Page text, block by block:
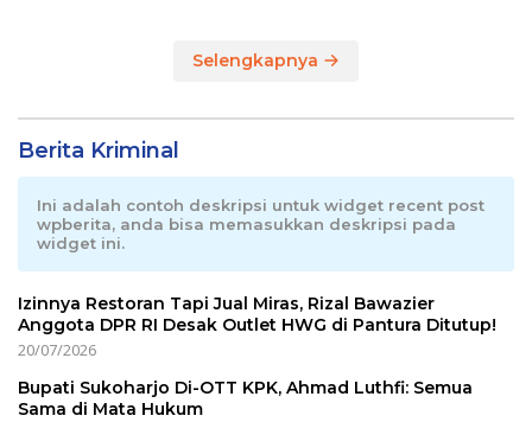
Selengkapnya
Berita Kriminal
Ini adalah contoh deskripsi untuk widget recent post
wpberita, anda bisa memasukkan deskripsi pada
widget ini.
Izinnya Restoran Tapi Jual Miras, Rizal Bawazier
Anggota DPR RI Desak Outlet HWG di Pantura Ditutup!
20/07/2026
Bupati Sukoharjo Di-OTT KPK, Ahmad Luthfi: Semua
Sama di Mata Hukum